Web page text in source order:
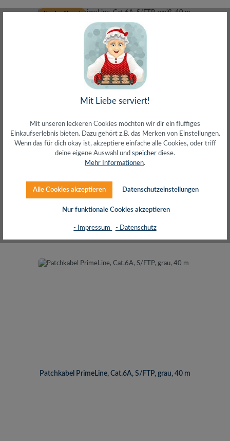
Patchkabel PrimeLine, Cat.6A, S/FTP, weiß, 40 m
Regulärer Preis:
30,94 €
inkl. MwSt. zzgl. Versand (gratis ab 50€)
Patchkabel PrimeLine, Cat.6A, S/FTP, grau, 40 m
Mit Liebe serviert!
Mit unseren leckeren Cookies möchten wir dir ein fluffiges
Einkaufserlebnis bieten. Dazu gehört z.B. das Merken von Einstellungen.
Wenn das für dich okay ist, akzeptiere einfache alle Cookies, oder triff
deine eigene Auswahl und speicher diese.
Mehr Informationen.
Alle Cookies akzeptieren Datenschutzeinstellungen
Nur funktionale Cookies akzeptieren
- Impressum - Datenschutz